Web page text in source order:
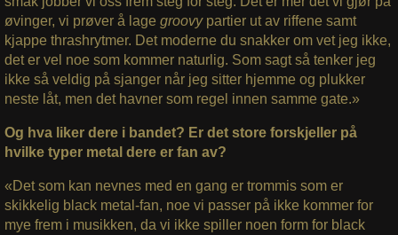
øvinger, vi prøver å lage groovy partier ut av riffene samt
kjappe thrashrytmer. Det moderne du snakker om vet jeg ikke,
det er vel noe som kommer naturlig. Som sagt så tenker jeg
ikke så veldig på sjanger når jeg sitter hjemme og plukker
neste låt, men det havner som regel innen samme gate.»
Og hva liker dere i bandet? Er det store forskjeller på
hvilke typer metal dere er fan av?
«Det som kan nevnes med en gang er trommis som er
skikkelig black metal-fan, noe vi passer på ikke kommer for
mye frem i musikken, da vi ikke spiller noen form for black